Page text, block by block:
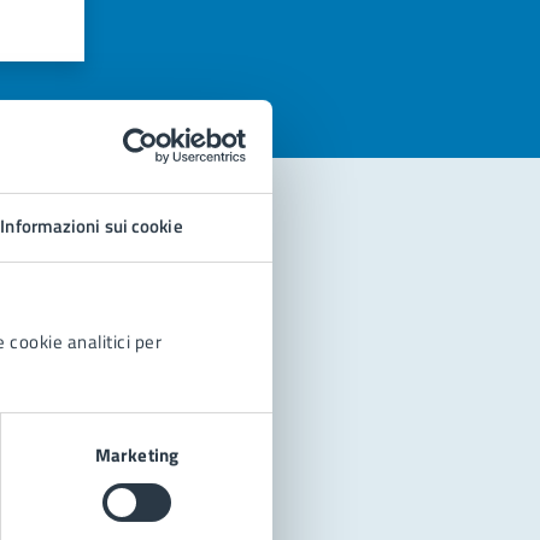
Informazioni sui cookie
cookie analitici per
Marketing